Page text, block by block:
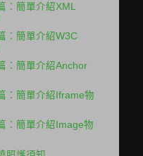
：簡單介紹XML
：簡單介紹W3C
：簡單介紹Anchor
：簡單介紹Iframe物
：簡單介紹Image物